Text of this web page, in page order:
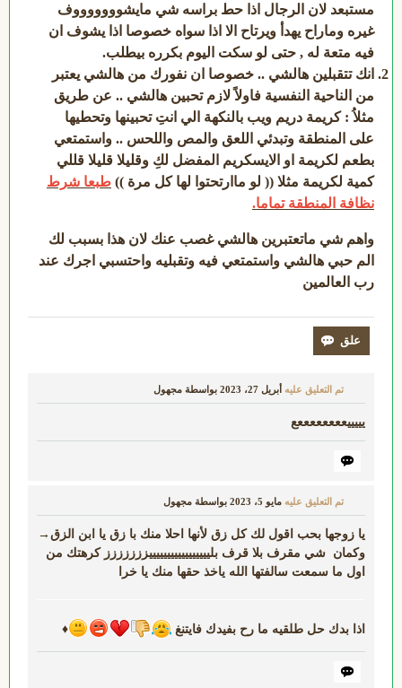
مستبعد لان الرجال اذا حط براسه شي مايشوووووووف
غيره وماراح يهدأ ويرتاح الا اذا سواه خصوصا اذا يشوف ان
فيه متعة له , حتى لو سكت اليوم بكرره بيطلب.
انك تتقبلين هالشي .. خصوصا ان نفورك من هالشي يعتبر
من الناحية النفسية فاولاً لازم تحبين هالشي .. عن طريق
مثلاُ : كريمة دريم ويب بالنكهة الي انتِ تحبينها وتحطيها
على المنطقة وتبدئي اللعق والمص واللحس .. واستمتعي
بطعم لكريمة او الايسكريم المفضل لكِ وقليلا قليلا قللي
كمية لكريمة مثلا (( لو ماارتحتوا لها كل مرة )) طبعا شرط
نظافة المنطقة تماما.
واهم شي ماتعتبرين هالشي غصب عنك لان هذا بسبب لك
الم حبي هالشي واستمتعي فيه وتقبليه واحتسبي اجرك عند
رب العالمين
تم التعليق عليه أبريل 27، 2023 بواسطة مجهول
يييييععععععععع
تم التعليق عليه مايو 5، 2023 بواسطة مجهول
يا زوجها بحب اقول لك كل زق لأنها احلا منك با زق يا ابن الزق→
وكمان شي مقرف بلا قرف بليييييييييييييييييززززززز كرهتك من
اول ما سمعت سالفتها الله ياخذ حقها منك يا خرا
اذا بدك حل طلقيه ما رح بفيدك فايتنغ ♦